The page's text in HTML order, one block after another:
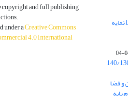
مجله فیزیک زمین و فضا در پایگاه بین المللی DOAJ نمایه
دانشگاه به شماره 140/130382
و فضا
copyright and full publishing
under aCreative Commons
4.0 International